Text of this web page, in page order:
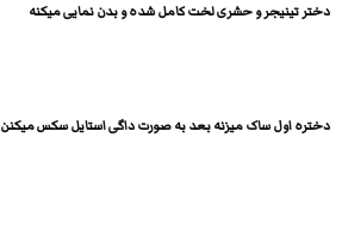
دختر تینیجر و حشری لخت کامل شده و بدن نمایی میکنه
دختره اول ساک میزنه بعد به صورت داگی استایل سکس میکنن